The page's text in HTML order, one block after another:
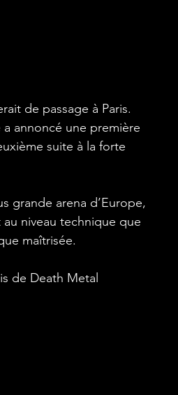
de passage à Paris.
annoncé une première
suite à la forte
grande arena d’Europe,
niveau technique que
maîtrisée.
de Death Metal